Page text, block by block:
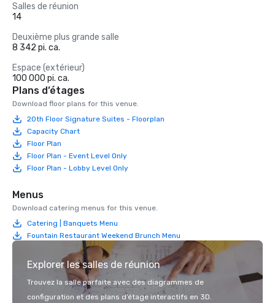
Salles de réunion
14
Deuxième plus grande salle
8 342 pi. ca.
Espace (extérieur)
100 000 pi. ca.
Plans d’étages
Download floor plans for this venue.
20th Floor Signature Suites - Floorplan
Capacity Chart
Floor Plan
Floor Plan - Event Level Only
Floor Plan - Lobby Level Only
Menus
Download catering menus for this venue.
Catering | Banquets Menu
Fountain Restaurant Weekend Brunch Menu
Explorer les salles de réunion
Trouvez la salle parfaite avec des diagrammes de
configuration et des plans d’étage interactifs en 3D.